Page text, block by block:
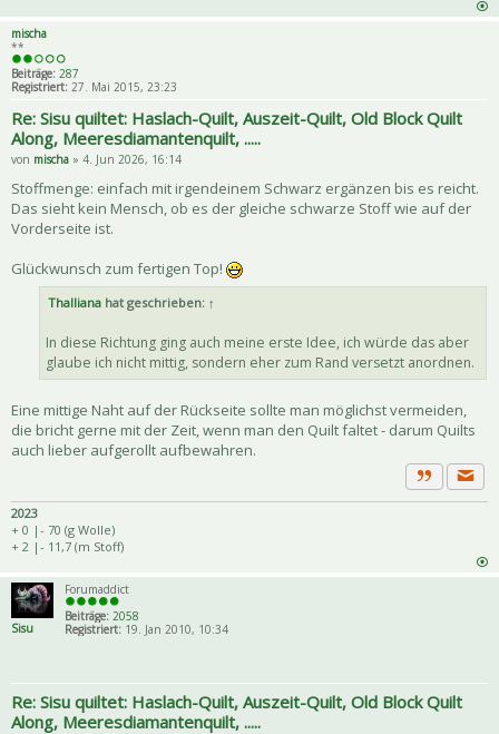
mischa
**
Beiträge: 287
Registriert: 27. Mai 2015, 23:23
Re: Sisu quiltet: Haslach-Quilt, Auszeit-Quilt, Old Block Quilt
Along, Meeresdiamantenquilt, .....
von mischa » 4. Jun 2026, 16:14
Stoffmenge: einfach mit irgendeinem Schwarz ergänzen bis es reicht.
Das sieht kein Mensch, ob es der gleiche schwarze Stoff wie auf der
Vorderseite ist.
Glückwunsch zum fertigen Top!
Thalliana hat geschrieben: ↑
In diese Richtung ging auch meine erste Idee, ich würde das aber
glaube ich nicht mittig, sondern eher zum Rand versetzt anordnen.
Eine mittige Naht auf der Rückseite sollte man möglichst vermeiden,
die bricht gerne mit der Zeit, wenn man den Quilt faltet - darum Quilts
auch lieber aufgerollt aufbewahren.
Zitat
2023
+ 0 |- 70 (g Wolle)
+ 2 |- 11,7 (m Stoff)
Sisu
Forumaddict
Beiträge: 2058
Registriert:19. Jan 2010, 10:34
Re: Sisu quiltet: Haslach-Quilt, Auszeit-Quilt, Old Block Quilt
Along, Meeresdiamantenquilt, .....